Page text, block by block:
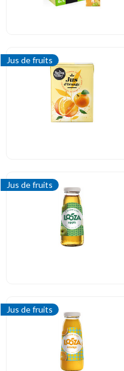
Jus de fruits
Jus de fruits
Jus de fruits